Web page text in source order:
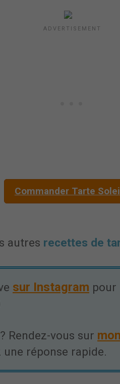
Commander Tarte
autres recettes de
sur Instagram pour
Rendez-vous sur
une réponse rapide.